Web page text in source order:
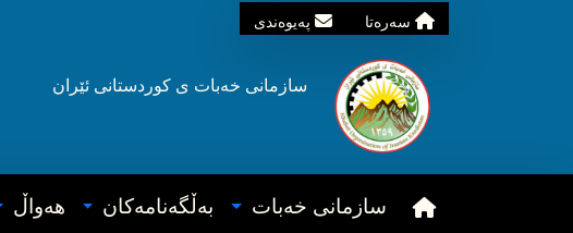
سه‌ره‌تا په‌یوه‌ندی
سازمانی خه‌بات ی کوردستانی ئێران
سازمانی خه‌بات به‌ڵگه‌نامه‌کان هه‌واڵ